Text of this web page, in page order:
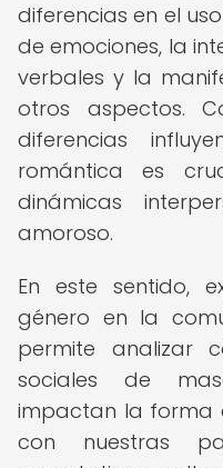
diferencias en el
de emociones, la
verbales y la
otros aspectos.
diferencias
romántica es
dinámicas
amoroso.
En este sentido,
género en la
permite analizar
sociales de
impactan la forma
con nuestras